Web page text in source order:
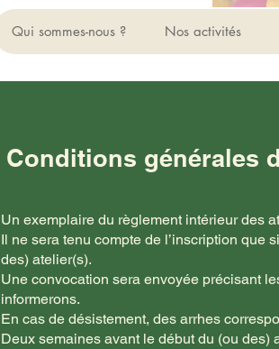
Qui sommes-nous ? Nos activités
Conditions générales
Un exemplaire du règlement intérieur des
Il ne sera tenu compte de l’inscription que
des) atelier(s).
Une convocation sera envoyée précisant
informerons.
En cas de désistement, des arrhes
Deux semaines avant le début du (ou des)